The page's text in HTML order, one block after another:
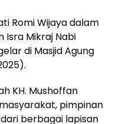
Romi Wijaya dalam
Mikraj Nabi
di Masjid Agung
KH. Mushoffan
pimpinan
berbagai lapisan